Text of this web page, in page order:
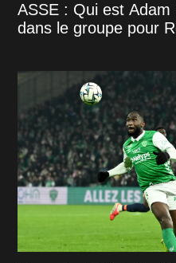
ASSE : Qui est
dans le groupe pour